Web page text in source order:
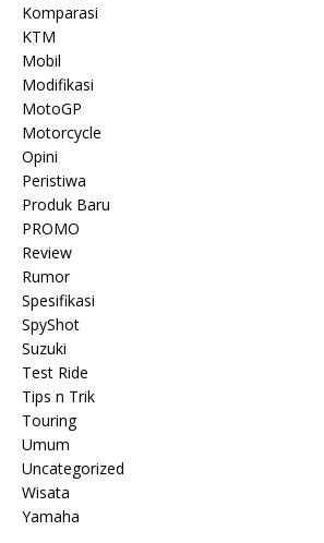
Komparasi
KTM
Mobil
Modifikasi
MotoGP
Motorcycle
Opini
Peristiwa
Produk Baru
PROMO
Review
Rumor
Spesifikasi
SpyShot
Suzuki
Test Ride
Tips n Trik
Touring
Umum
Uncategorized
Wisata
Yamaha